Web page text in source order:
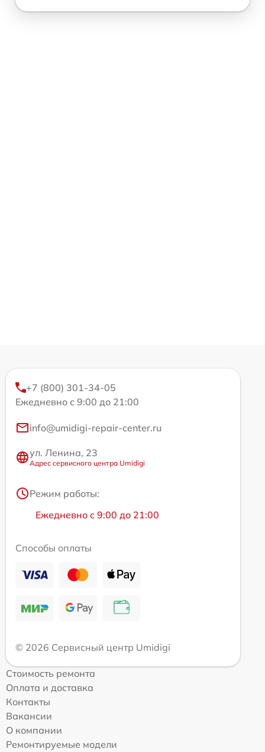
+7 (800) 301-34-05
Ежедневно с 9:00 до 21:00
info@umidigi-repair-center.ru
ул. Ленина, 23
Адрес сервисного центра Umidigi
Режим работы:
Ежедневно с 9:00 до 21:00
Способы оплаты
© 2026 Сервисный центр Umidigi
Стоимость ремонта
Оплата и доставка
Контакты
Вакансии
О компании
Ремонтируемые модели